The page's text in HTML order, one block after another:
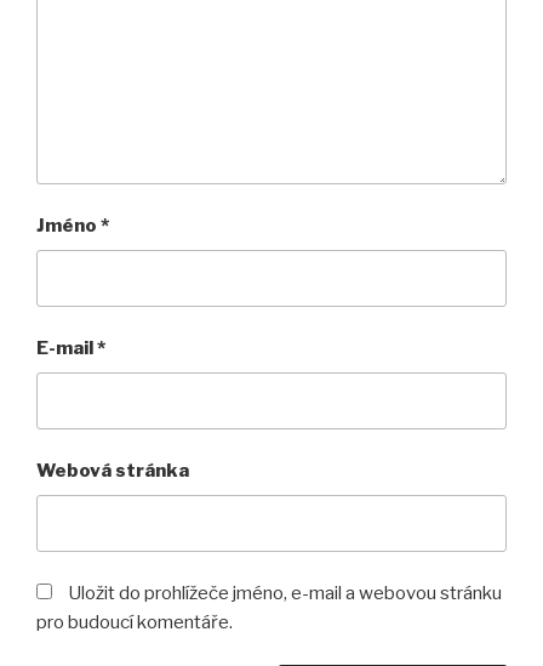
Jméno *
E-mail *
Webová stránka
Uložit do prohlížeče jméno, e-mail a webovou stránku
pro budoucí komentáře.